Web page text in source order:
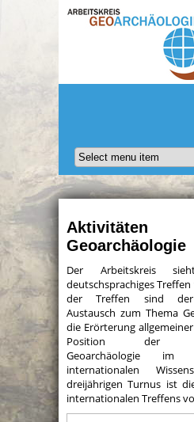
Geoarchäologie
Der Arbeitskreis
deutschsprachiges
der Treffen sind der
Austausch zum Thema
die Erörterung
Position der
Geoarchäologie im
internationalen
dreijährigen Turnus ist
internationalen Treffens